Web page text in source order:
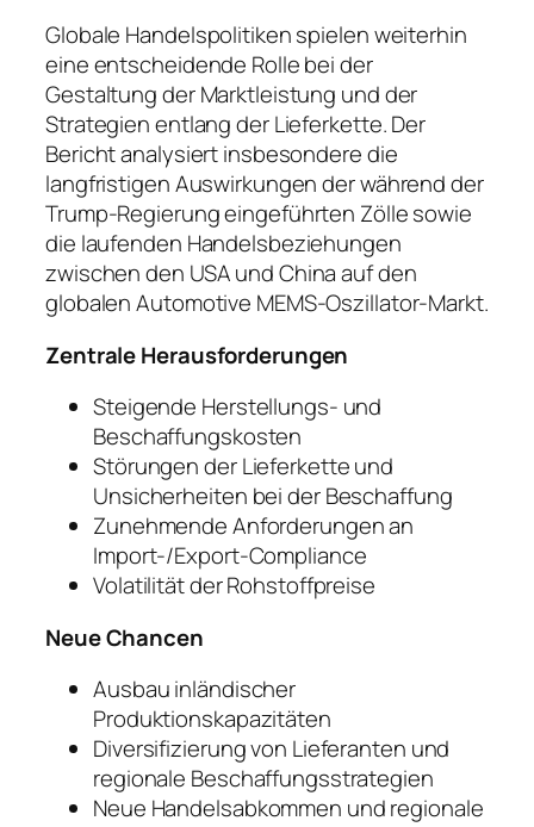
Globale Handelspolitiken spielen weiterhin
eine entscheidende Rolle bei der
Gestaltung der Marktleistung und der
Strategien entlang der Lieferkette. Der
Bericht analysiert insbesondere die
langfristigen Auswirkungen der während der
Trump-Regierung eingeführten Zölle sowie
die laufenden Handelsbeziehungen
zwischen den USA und China auf den
globalen Automotive MEMS-Oszillator-Markt.
Zentrale Herausforderungen
Steigende Herstellungs- und
Beschaffungskosten
Störungen der Lieferkette und
Unsicherheiten bei der Beschaffung
Zunehmende Anforderungen an
Import-/Export-Compliance
Volatilität der Rohstoffpreise
Neue Chancen
Ausbau inländischer
Produktionskapazitäten
Diversifizierung von Lieferanten und
regionale Beschaffungsstrategien
Neue Handelsabkommen und regionale